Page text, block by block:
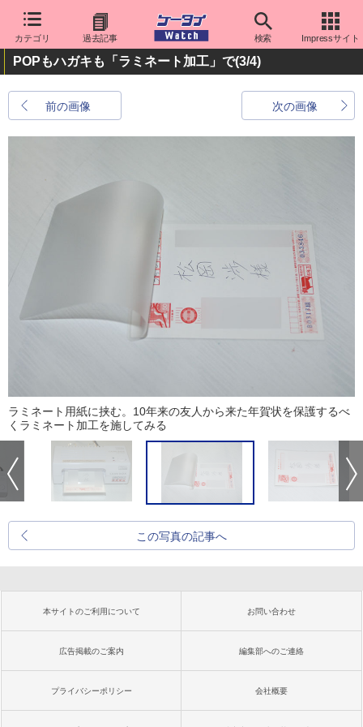
カテゴリ 過去記事 検索 Impressサイト
POPもハガキも「ラミネート加工」で(3/4)
前の画像 次の画像
ラミネート用紙に挟む。10年来の友人から来た年賀状を保護するべ
くラミネート加工を施してみる
この写真の記事へ
本サイトのご利用について お問い合わせ
広告掲載のご案内 編集部へのご連絡
プライバシーポリシー 会社概要